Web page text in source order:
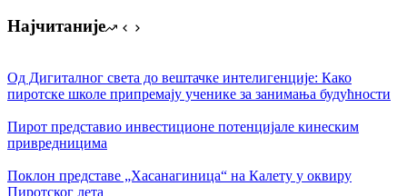
Најчитаније
Од Дигиталног света до вештачке интелигенције: Како
пиротске школе припремају ученике за занимања будућности
Пирот представио инвестиционе потенцијале кинеским
привредницима
Поклон представе „Хасанагиница“ на Калету у оквиру
Пиротског лета